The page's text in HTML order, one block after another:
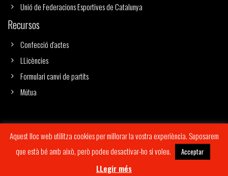
Unió de Federacions Esportives de Catalunya
Recursos
Confecció d'actes
LLicències
Formulari canvi de partits
Mútua
Copyright 2019Imagus Branding & Design© All Rights Reserved |Avís
Política de cookies Condicions de venda
Aquest lloc web utilitza cookies per millorar la vostra experiència. Suposarem
que està bé amb això, però podeu desactivar-ho si voleu.
Acceptar
LLegir més